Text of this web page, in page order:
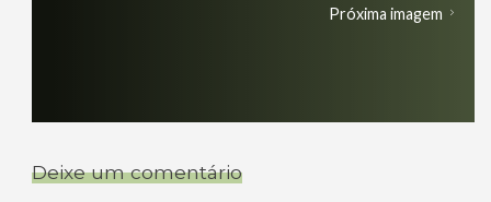
Próxima imagem
Deixe um comentário